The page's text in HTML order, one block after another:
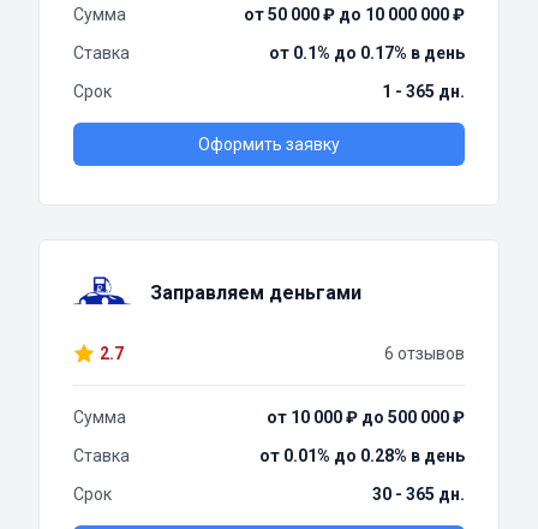
Сумма
от 50 000 ₽ до 10 000 000 ₽
Ставка
от 0.1% до 0.17% в день
Срок
1 - 365 дн.
Оформить заявку
Заправляем деньгами
2.7 6 отзывов
Сумма
от 10 000 ₽ до 500 000 ₽
Ставка
от 0.01% до 0.28% в день
Срок
30 - 365 дн.